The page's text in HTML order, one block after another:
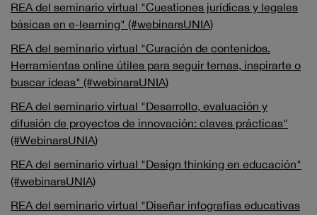
REA del seminario virtual "Cuestiones jurídicas y legales
básicas en e-learning" (#webinarsUNIA)
REA del seminario virtual "Curación de contenidos.
Herramientas online útiles para seguir temas, inspirarte o
buscar ideas" (#webinarsUNIA)
REA del seminario virtual "Desarrollo, evaluación y
difusión de proyectos de innovación: claves prácticas"
(#WebinarsUNIA)
REA del seminario virtual "Design thinking en educación"
(#webinarsUNIA)
REA del seminario virtual "Diseñar infografías educativas